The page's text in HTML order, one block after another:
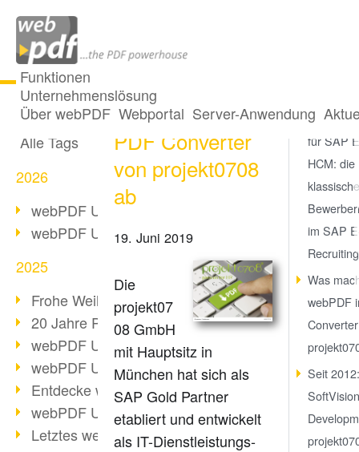
Funktionen
Unternehmenslösung
Über webPDF Webportal Server-Anwendung
Alle Beiträge
Alle Tags
2026
webPDF Update 10.0.5
webPDF Update 10.0.4
2025
Frohe Weihnachten & Auszeit
20 Jahre PDF/A
webPDF Update 10.0.3
webPDF Update 10.0.2
Entdecke webPDF 10
webPDF Update 9.0.0.3655
Letztes webPDF 8 Update
webPDF rundet
PDF Converter
von projekt0708
ab
19. Juni 2019
Die
projekt07
08 GmbH
mit Hauptsitz in
München hat sich als
SAP Gold Partner
etabliert und entwickelt
als IT-Dienstleistungs-
PDF
für SAP
HCM: die
klassische
im SAP
Recruiting
Was
webPDF
Seit 2012:
SoftVision